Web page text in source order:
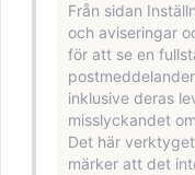
Från sidan
och aviseringar
för att se en
inklusive deras
misslyckandet
Det här
märker att det